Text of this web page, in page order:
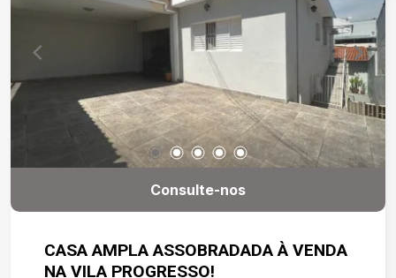
Consulte-nos
CASA AMPLA ASSOBRADADA À VENDA
NA VILA PROGRESSO!